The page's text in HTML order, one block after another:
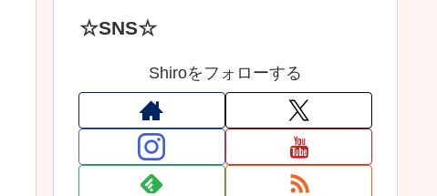
☆SNS☆
Shiroをフォローする